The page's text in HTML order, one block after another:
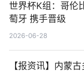
世界杯K组：哥伦
萄牙 携手晋级
2026-06-28
【报资讯】内蒙